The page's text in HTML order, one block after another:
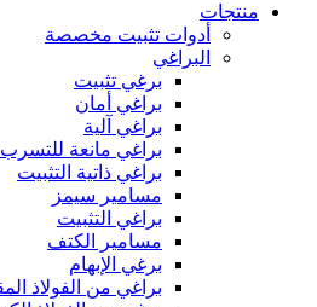
منتجات
أدوات تثبيت مخصصة
البراغي
برغي تثبيت
براغي أمان
براغي آلية
براغي مانعة للتسرب
براغي ذاتية التثبيت
مسامير سيمز
براغي التثبيت
مسامير الكتف
برغي الإبهام
براغي من الفولاذ